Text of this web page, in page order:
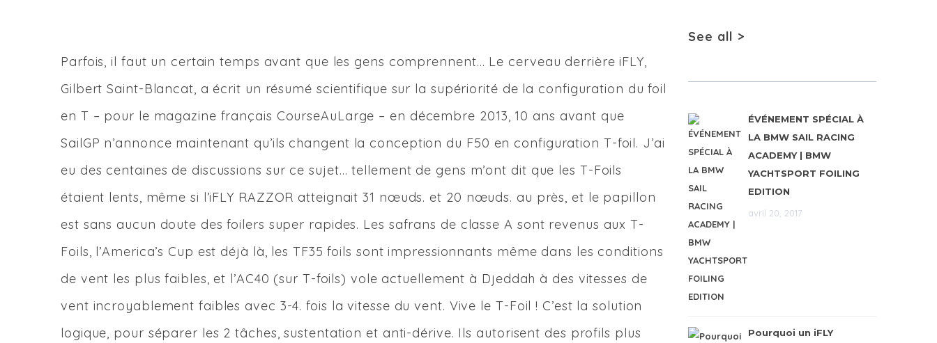
Parfois, il faut un certain temps avant que les gens comprennent… Le cerveau derrière iFLY,
Gilbert Saint-Blancat, a écrit un résumé scientifique sur la supériorité de la configuration du foil
en T – pour le magazine français CourseAuLarge – en décembre 2013, 10 ans avant que
SailGP n’annonce maintenant qu’ils changent la conception du F50 en configuration T-foil. J’ai
eu des centaines de discussions sur ce sujet… tellement de gens m’ont dit que les T-Foils
étaient lents, même si l’iFLY RAZZOR atteignait 31 nœuds. et 20 nœuds. au près, et le papillon
est sans aucun doute des foilers super rapides. Les safrans de classe A sont revenus aux T-
Foils, l’America’s Cup est déjà là, les TF35 foils sont impressionnants même dans les conditions
de vent les plus faibles, et l’AC40 (sur T-foils) vole actuellement à Djeddah à des vitesses de
vent incroyablement faibles avec 3-4. fois la vitesse du vent. Vive le T-Foil ! C’est la solution
logique, pour séparer les 2 tâches, sustentation et anti-dérive. Ils autorisent des profils plus
See all >
ÉVÉNEMENT SPÉCIAL À
LA BMW SAIL RACING
ACADEMY | BMW
YACHTSPORT FOILING
EDITION
avril 20, 2017
Pourquoi un iFLY